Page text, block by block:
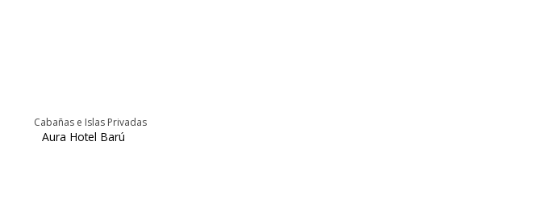
Cabañas e Islas Privadas
Aura Hotel Barú